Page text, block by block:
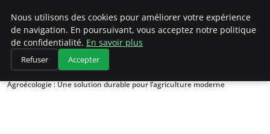
Climategatecountryclub.com
Accueil
Sustainable Living
Agroécologie : Une solution durable pour l’agriculture moderne
Nous utilisons des cookies pour améliorer votre expérience
de navigation. En poursuivant, vous acceptez notre politique
de confidentialité. En savoir plus
Refuser Accepter